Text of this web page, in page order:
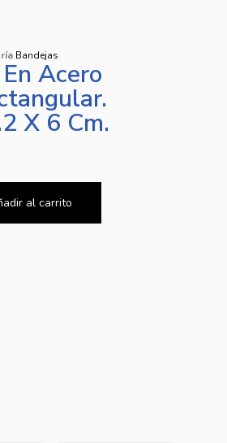
Bandejas
Acero
X 6 Cm.
al carrito